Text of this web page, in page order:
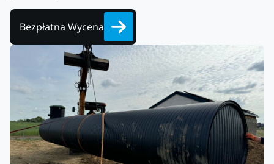
Bezpłatna Wycena